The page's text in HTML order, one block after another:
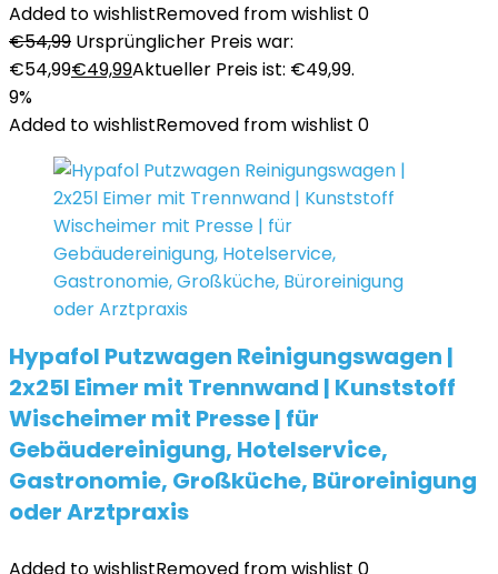
Added to wishlistRemoved from wishlist 0
€54,99 Ursprünglicher Preis war:
€54,99€49,99Aktueller Preis ist: €49,99.
9%
Added to wishlistRemoved from wishlist 0
Hypafol Putzwagen Reinigungswagen |
2x25l Eimer mit Trennwand | Kunststoff
Wischeimer mit Presse | für
Gebäudereinigung, Hotelservice,
Gastronomie, Großküche, Büroreinigung
oder Arztpraxis